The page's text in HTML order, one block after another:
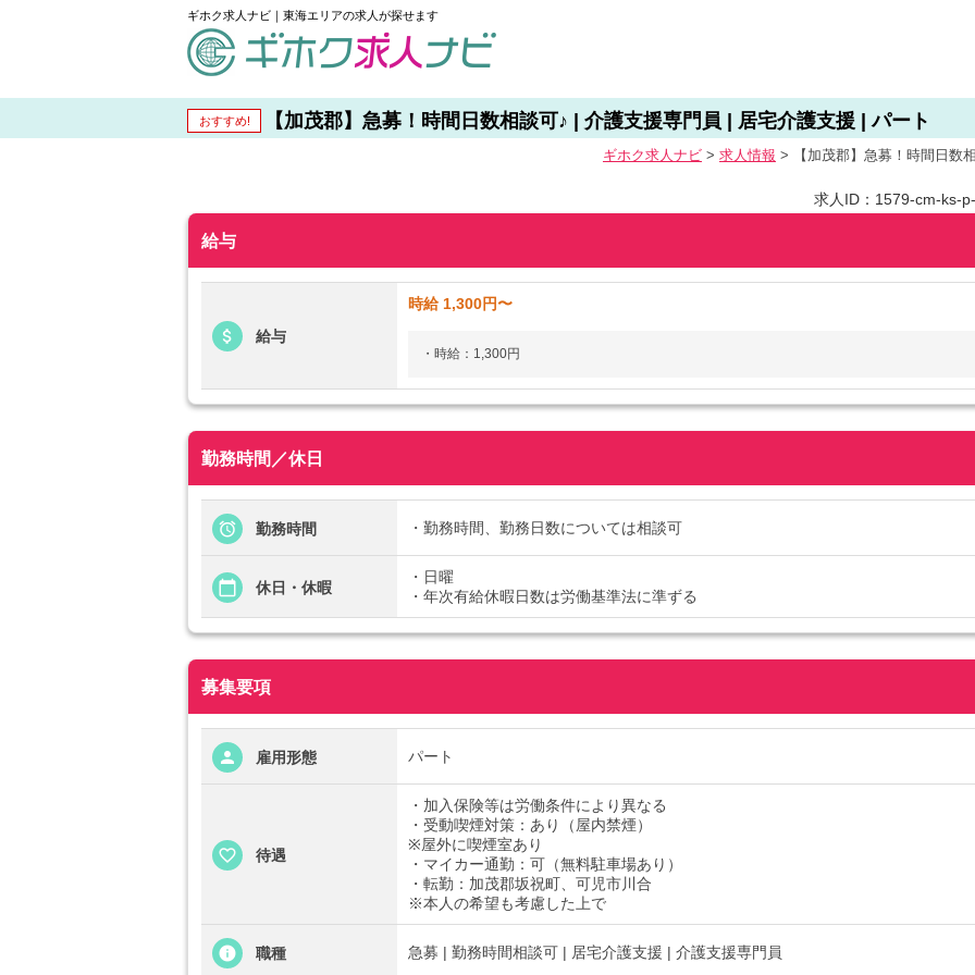
ギホク求人ナビ｜東海エリアの求人が探せます
おすすめ! 【加茂郡】急募！時間日数相談可♪ | 介護支援専門員 | 居宅介護支援 | パート
ギホク求⼈ナビ > 求人情報 > 【加茂郡】急募！時間日数
求人ID：1579-cm-ks-
給与
給与
時給 1,300円〜
・時給：1,300円
勤務時間／休日
勤務時間 ・勤務時間、勤務日数については相談可
休日・休暇
・日曜
・年次有給休暇日数は労働基準法に準ずる
募集要項
雇用形態 パート
待遇
・加入保険等は労働条件により異なる
・受動喫煙対策：あり（屋内禁煙）
※屋外に喫煙室あり
・マイカー通勤：可（無料駐車場あり）
・転勤：加茂郡坂祝町、可児市川合
※本人の希望も考慮した上で
職種 急募 | 勤務時間相談可 | 居宅介護支援 | 介護支援専門員